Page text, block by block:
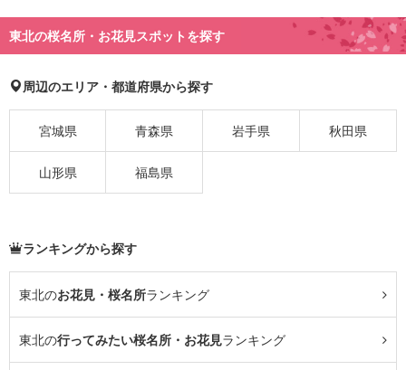
東北の桜名所・お花見スポットを探す
周辺のエリア・都道府県から探す
宮城県 青森県 岩手県 秋田県
山形県 福島県
ランキングから探す
東北のお花見・桜名所ランキング
東北の行ってみたい桜名所・お花見ランキング